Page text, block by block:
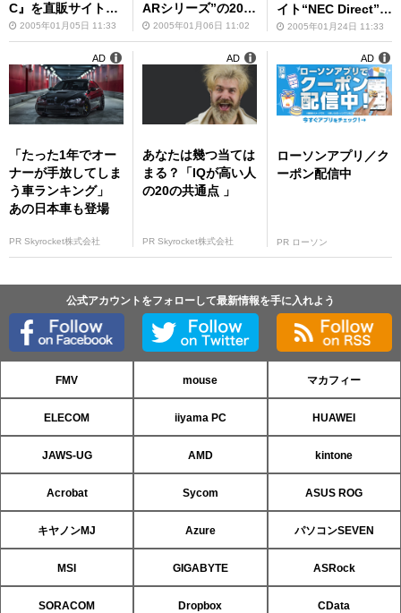
C』を直販サイト“N
EC Direct”で販売開
始
2005年01月05日 11:33
ARシリーズ”の200
5年春モデルを発表
2005年01月06日 11:02
イト“NEC Direct”で
2月1日に販売開始
2005年01月24日 11:33
「たった1年でオー
ナーが手放してしま
う車ランキング」
あの日本車も登場
PR Skyrocket株式会社
AD
あなたは幾つ当ては
まる？「IQが高い人
の20の共通点 」
PR Skyrocket株式会社
AD
ローソンアプリ／ク
ーポン配信中
PR ローソン
AD
公式アカウントをフォローして最新情報を手に入れよう
FMV mouse マカフィー
ELECOM iiyama PC HUAWEI
JAWS-UG AMD kintone
Acrobat Sycom ASUS ROG
キヤノンMJ Azure パソコンSEVEN
MSI GIGABYTE ASRock
SORACOM Dropbox CData